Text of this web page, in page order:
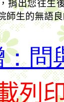
捐出您往生
師生的無語良
問
列